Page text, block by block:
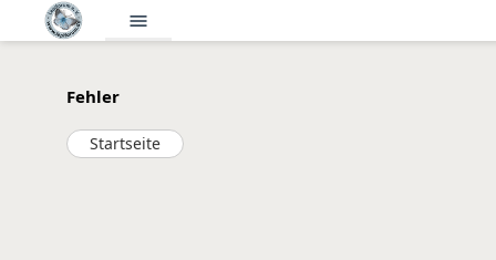
menu
Fehler
Startseite